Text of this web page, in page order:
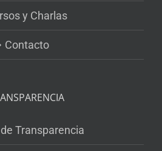
y Charlas
Contacto
Transparencia